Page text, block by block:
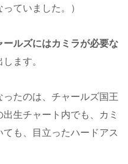
ていました。）
ールズにはカミラが必要な
ます。
たのは、チャールズ国王
生チャート内でも、カミ
も、目立ったハードアス